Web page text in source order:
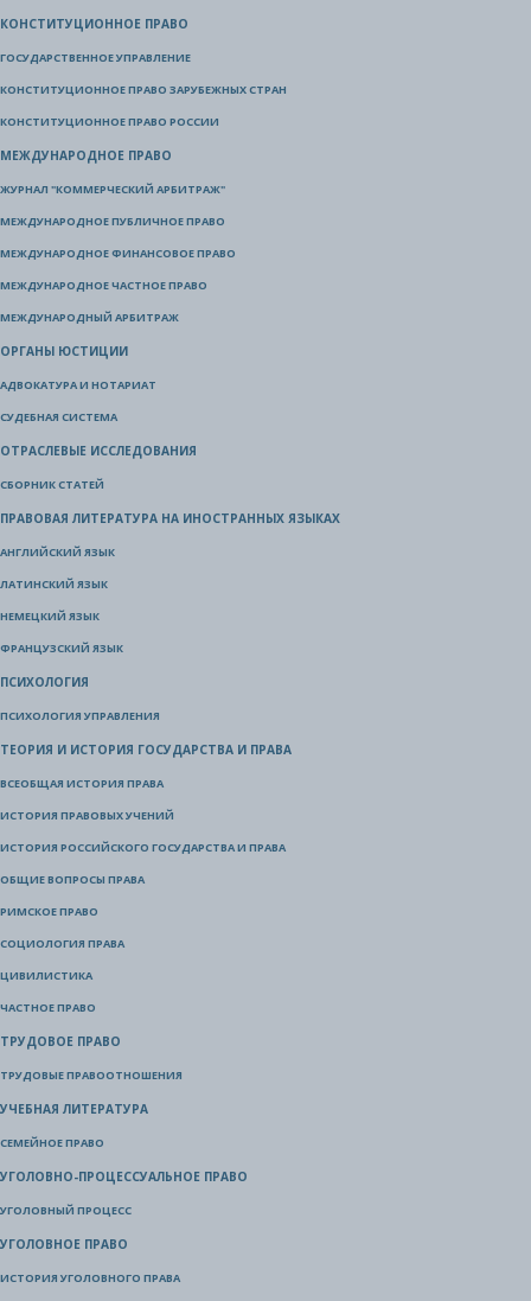
КОНСТИТУЦИОННОЕ ПРАВО
ГОСУДАРСТВЕННОЕ УПРАВЛЕНИЕ
КОНСТИТУЦИОННОЕ ПРАВО ЗАРУБЕЖНЫХ СТРАН
КОНСТИТУЦИОННОЕ ПРАВО РОССИИ
МЕЖДУНАРОДНОЕ ПРАВО
ЖУРНАЛ "КОММЕРЧЕСКИЙ АРБИТРАЖ"
МЕЖДУНАРОДНОЕ ПУБЛИЧНОЕ ПРАВО
МЕЖДУНАРОДНОЕ ФИНАНСОВОЕ ПРАВО
МЕЖДУНАРОДНОЕ ЧАСТНОЕ ПРАВО
МЕЖДУНАРОДНЫЙ АРБИТРАЖ
ОРГАНЫ ЮСТИЦИИ
АДВОКАТУРА И НОТАРИАТ
СУДЕБНАЯ СИСТЕМА
ОТРАСЛЕВЫЕ ИССЛЕДОВАНИЯ
СБОРНИК СТАТЕЙ
ПРАВОВАЯ ЛИТЕРАТУРА НА ИНОСТРАННЫХ ЯЗЫКАХ
АНГЛИЙСКИЙ ЯЗЫК
ЛАТИНСКИЙ ЯЗЫК
НЕМЕЦКИЙ ЯЗЫК
ФРАНЦУЗСКИЙ ЯЗЫК
ПСИХОЛОГИЯ
ПСИХОЛОГИЯ УПРАВЛЕНИЯ
ТЕОРИЯ И ИСТОРИЯ ГОСУДАРСТВА И ПРАВА
ВСЕОБЩАЯ ИСТОРИЯ ПРАВА
ИСТОРИЯ ПРАВОВЫХ УЧЕНИЙ
ИСТОРИЯ РОССИЙСКОГО ГОСУДАРСТВА И ПРАВА
ОБЩИЕ ВОПРОСЫ ПРАВА
РИМСКОЕ ПРАВО
СОЦИОЛОГИЯ ПРАВА
ЦИВИЛИСТИКА
ЧАСТНОЕ ПРАВО
ТРУДОВОЕ ПРАВО
ТРУДОВЫЕ ПРАВООТНОШЕНИЯ
УЧЕБНАЯ ЛИТЕРАТУРА
СЕМЕЙНОЕ ПРАВО
УГОЛОВНО-ПРОЦЕССУАЛЬНОЕ ПРАВО
УГОЛОВНЫЙ ПРОЦЕСС
УГОЛОВНОЕ ПРАВО
ИСТОРИЯ УГОЛОВНОГО ПРАВА